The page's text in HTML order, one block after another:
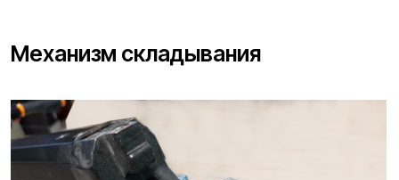
Большая, с противоскользящим покрытием.
Длина рабочей зоны — 56 см, ширина — 27 см.
Плавник и рулевой узел не мешают ногам.
Клиренс 19 см — бордюры и ямы будет
проходить уверенно.